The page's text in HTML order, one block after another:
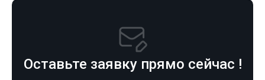
Оставьте заявку прямо сейчас !